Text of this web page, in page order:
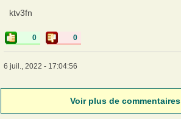
ktv3fn
0 0
6 juil., 2022 - 17:04:56
Voir plus de commentaires